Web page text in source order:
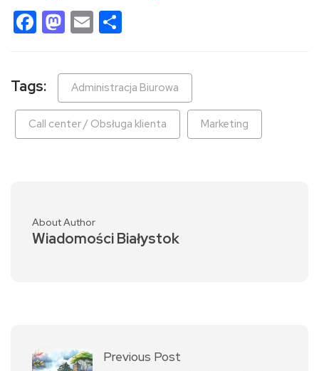
Facebook
Mastodon
Email
Tags: Administracja Biurowa
Call center / Obsługa klienta Marketing
About Author
Wiadomości Białystok
Previous Post